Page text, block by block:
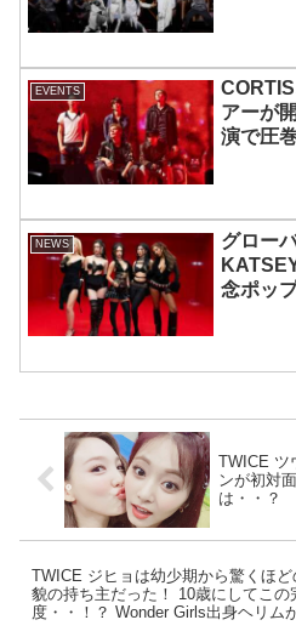
EVENTS
アーが
演で圧
NEWS
グロー
念ポッ
TWICE ツ
ンが初対
は・・？
TWICE ジヒョは幼少期から驚くほど
貌の持ち主だった！ 10歳にしてこの
度・・！？ Wonder Girls出身ヘリム